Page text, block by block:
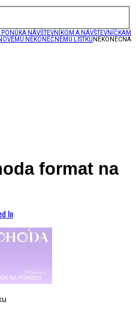
PONÚKA NÁVŠTEVNÍKOM A NÁVŠTEVNÍČKAM
NEKONEČNÉMU LÍSTKU NEKONECNA
format na
In